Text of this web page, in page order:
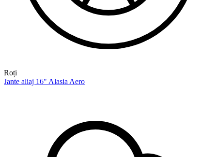
Roți
Jante aliaj 16" Alasia Aero